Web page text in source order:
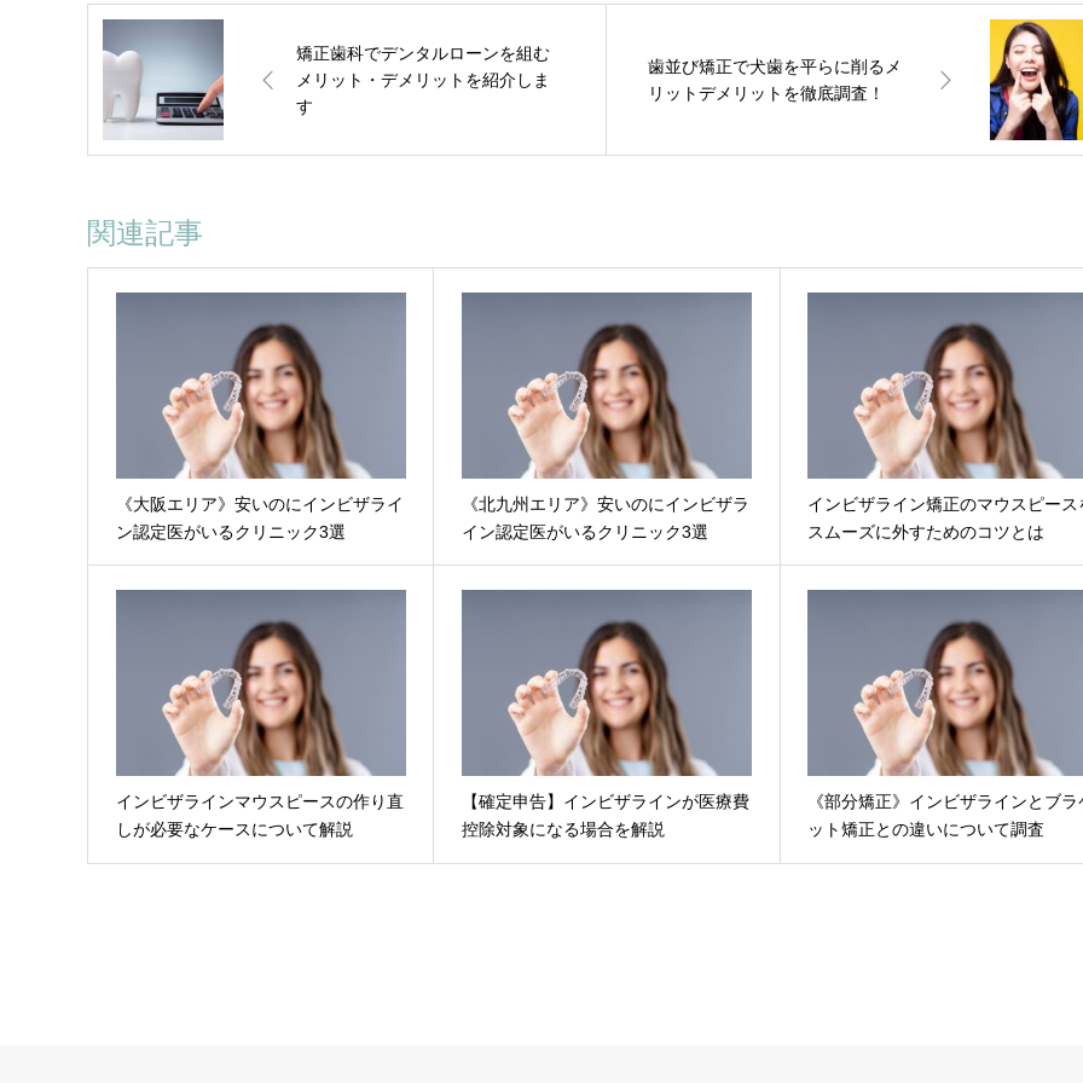
矯正歯科でデンタルローンを組む
メリット・デメリットを紹介しま
す
歯並び矯正で犬歯を平らに削るメ
リットデメリットを徹底調査！
関連記事
《大阪エリア》安いのにインビザライ
ン認定医がいるクリニック3選
《北九州エリア》安いのにインビザラ
イン認定医がいるクリニック3選
インビザライン矯正のマウスピース
スムーズに外すためのコツとは
インビザラインマウスピースの作り直
しが必要なケースについて解説
【確定申告】インビザラインが医療費
控除対象になる場合を解説
《部分矯正》インビザラインとブラ
ット矯正との違いについて調査